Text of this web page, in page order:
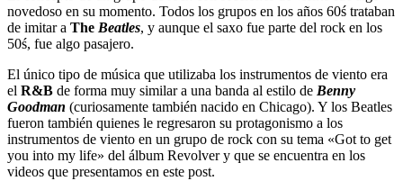
novedoso en su momento. Todos los grupos en los años 60ś trataban
de imitar a The Beatles, y aunque el saxo fue parte del rock en los
50ś, fue algo pasajero.
El único tipo de música que utilizaba los instrumentos de viento era
el R&B de forma muy similar a una banda al estilo de Benny
Goodman (curiosamente también nacido en Chicago). Y los Beatles
fueron también quienes le regresaron su protagonismo a los
instrumentos de viento en un grupo de rock con su tema «Got to get
you into my life» del álbum Revolver y que se encuentra en los
videos que presentamos en este post.